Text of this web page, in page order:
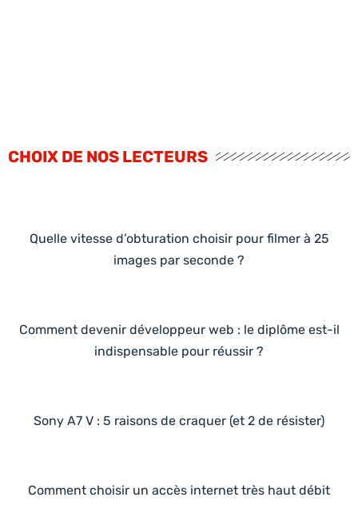
CHOIX DE NOS LECTEURS
Quelle vitesse d’obturation choisir pour filmer à 25
images par seconde ?
Comment devenir développeur web : le diplôme est-il
indispensable pour réussir ?
Sony A7 V : 5 raisons de craquer (et 2 de résister)
Comment choisir un accès internet très haut débit